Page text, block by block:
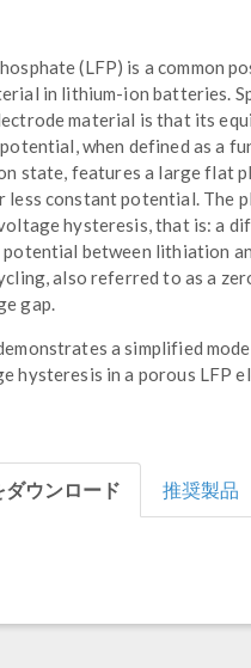
(LFP) is a common
in lithium-ion batteries.
material is that its
when defined as a
state, features a large flat
less constant potential. The
hysteresis, that is: a
potential between lithiation
also referred to as a
gap.
a simplified
hysteresis in a porous LFP
ウンロード 推奨製品